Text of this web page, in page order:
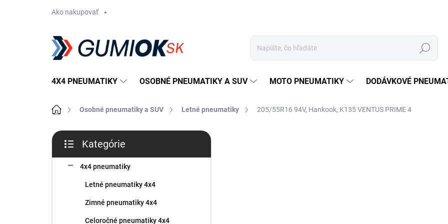
Ako nakupovať
Hľadať
4X4 PNEUMATIKY OSOBNÉ PNEUMATIKY A SUV MOTO PNEUMATIKY DODÁVKOVÉ
DomovOsobné pneumatiky a SUV Letné pneumatiky 205/55R16 94V, Hankook, K135 VENTUS PRIME 4
B
č
kategórie
Kategórie
4x4 pneumatiky
Letné pneumatiky 4x4
Zimné pneumatiky 4x4
Celoročné pneumatiky 4x4